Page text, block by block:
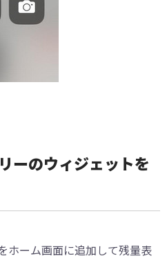
ーのウィジェットを
ホーム画面に追加して残量表